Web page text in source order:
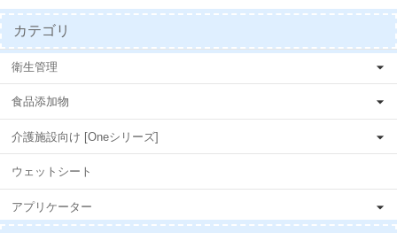
カテゴリ
衛生管理
食品添加物
介護施設向け [Oneシリーズ]
ウェットシート
アプリケーター